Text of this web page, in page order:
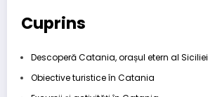
Cuprins
Descoperă Catania, orașul etern al Siciliei
Obiective turistice în Catania